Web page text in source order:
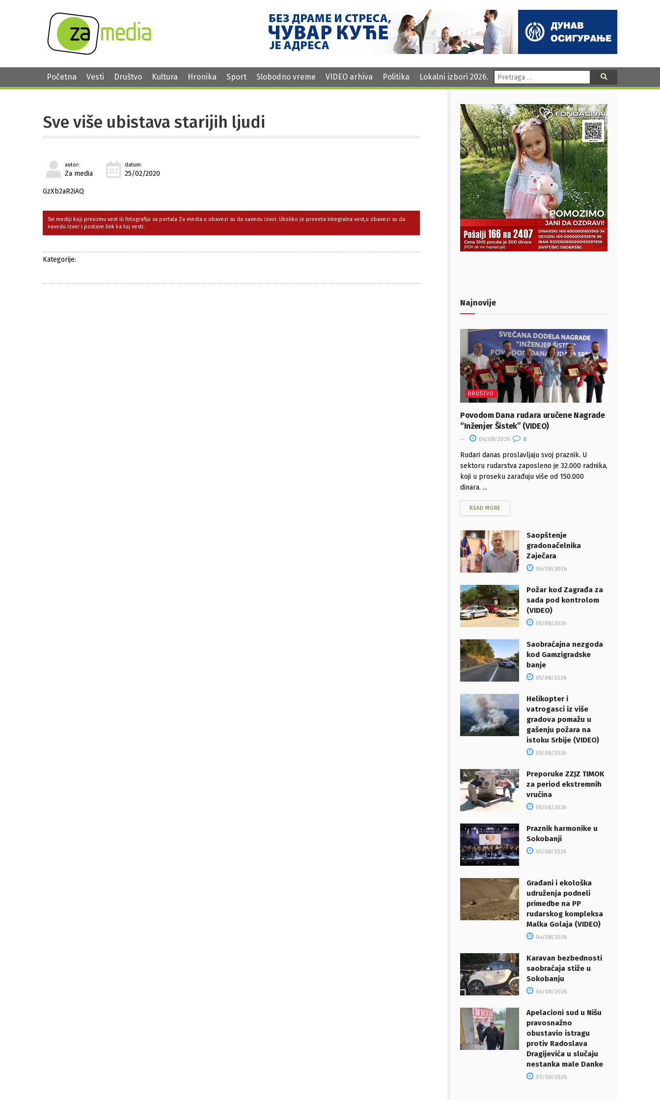
Početna Vesti Društvo Kultura Hronika Sport Slobodno vreme VIDEO arhiva Politika Lokalni izbori 2026. Pretraga:
Sve više ubistava starijih ljudi
autor:
Za media
datum:
25/02/2020
GzXb2aR2iAQ
Svi mediji koji preuzmu vest ili fotografiju sa portala Za media u obavezi su da navedu izvor. Ukoliko je preneta integralna vest,u obavezi su da
navedu izvor i postave link ka toj vesti.
Kategorije:
Najnovije
DRUŠTVO
Povodom Dana rudara uručene Nagrade
“Inženjer Šistek” (VIDEO)
06/08/2026 0
Rudari danas proslavljaju svoj praznik. U
sektoru rudarstva zaposleno je 32.000 radnika,
koji u proseku zarađuju više od 150.000
dinara. ...
READ MORE
Saopštenje
gradonačelnika
Zaječara
06/08/2026
Požar kod Zagrađa za
sada pod kontrolom
(VIDEO)
05/08/2026
Saobraćajna nezgoda
kod Gamzigradske
banje
05/08/2026
Helikopter i
vatrogasci iz više
gradova pomažu u
gašenju požara na
istoku Srbije (VIDEO)
05/08/2026
Preporuke ZZJZ TIMOK
za period ekstremnih
vrućina
05/08/2026
Praznik harmonike u
Sokobanji
05/08/2026
Građani i ekološka
udruženja podneli
primedbe na PP
rudarskog kompleksa
Malka Golaja (VIDEO)
04/08/2026
Karavan bezbednosti
saobraćaja stiže u
Sokobanju
04/08/2026
Apelacioni sud u Nišu
pravosnažno
obustavio istragu
protiv Radoslava
Dragijevića u slučaju
nestanka male Danke
03/08/2026